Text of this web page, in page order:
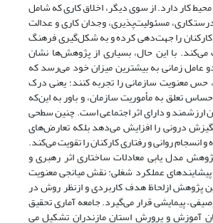
کار دارد. از سوی دیگر، اخلاق کاری که شامل
مسئولیت‌پذیری، وجدان کاری و عدالت
را جهت‌دهی کرده و به شکل‌گیری فرهنگ
با این حال، بسیاری از پژوهش‌ها نشان
عامل زمانی به بیشترین میزان خود می‌رسد که
حس معنویت سازمانی را تجربه کنند؛ یعنی درک
تعلق به مأموریت سازمان، و باور به این‌که
ارزشمند و دارای اثر اجتماعی است. چنین سطحی
درونی را افزایش می‌دهد بلکه تعارض‌های
انسجام روانی و رفتاری کارکنان را تقویت می‌کند.
مدل یابی معادلات ساختاری اثر رهبری و
پیشایندهای عملکرد شغلی: نقش میانجی معنویت
پژوهش ازلحاظ هدف کاربردی و ازنظر روش در
– پیمایشی قرار می‌گیرد. جامعه آماری تحقیق
آموزش و پرورش استان مازندران تشکیل می